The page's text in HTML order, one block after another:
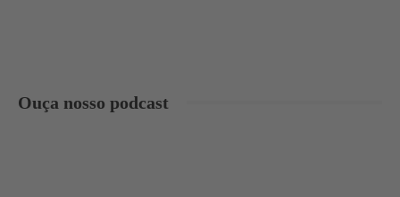
Ouça nosso podcast